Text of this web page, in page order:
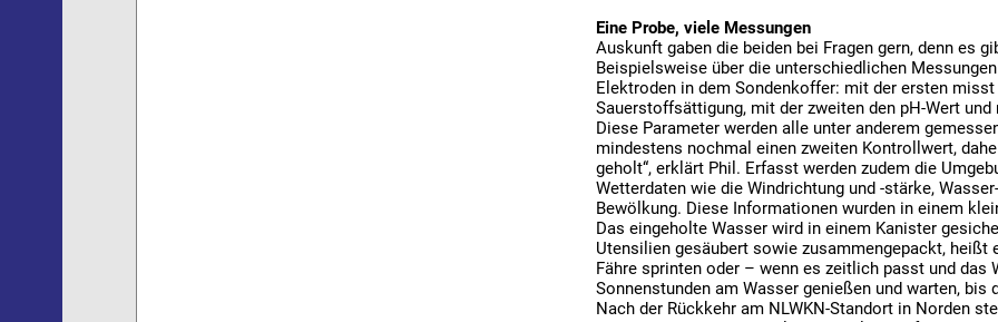
Eine Probe, viele Messungen
Auskunft gaben die beiden bei Fragen gern, denn es
Beispielsweise über die unterschiedlichen
Elektroden in dem Sondenkoffer: mit der ersten
Sauerstoffsättigung, mit der zweiten den pH-Wert
Diese Parameter werden alle unter anderem
mindestens nochmal einen zweiten Kontrollwert,
geholt“, erklärt Phil. Erfasst werden zudem die
Wetterdaten wie die Windrichtung und -stärke,
Bewölkung. Diese Informationen wurden in einem
Das eingeholte Wasser wird in einem Kanister
Utensilien gesäubert sowie zusammengepackt,
Fähre sprinten oder – wenn es zeitlich passt und
Sonnenstunden am Wasser genießen und warten, bis
Nach der Rückkehr am NLWKN-Standort in Norden